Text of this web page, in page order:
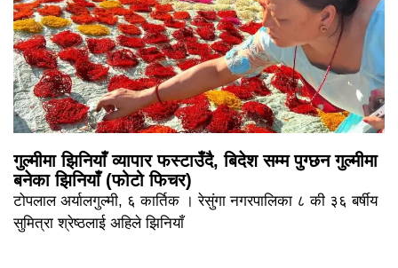
गुल्मीमा झिनियाँ व्यापार फस्टाउँदै, बिदेश सम्म पुग्छन गुल्मीमा
बनेका झिनियाँ (फोटो फिचर)
टोपलाल अर्यालगुल्मी, ६ कार्तिक । रेसुंगा नगरपालिका ८ की ३६ बर्षीय
सुमित्रा श्रेष्ठलाई अहिले झिनियाँ